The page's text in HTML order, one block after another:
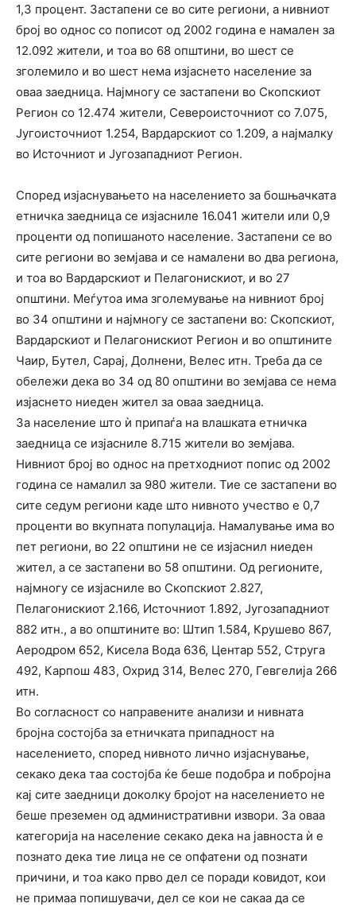
1,3 процент. Застапени се во сите региони, а нивниот
број во однос со пописот од 2002 година е намален за
12.092 жители, и тоа во 68 општини, во шест се
зголемило и во шест нема изјаснето население за
оваа заедница. Најмногу се застапени во Скопскиот
Регион со 12.474 жители, Североисточниот со 7.075,
Југоисточниот 1.254, Вардарскиот со 1.209, а најмалку
во Источниот и Југозападниот Регион.
Според изјаснувањето на населението за бошњачката
етничка заедница се изјасниле 16.041 жители или 0,9
проценти од попишаното население. Застапени се во
сите региони во земјава и се намалени во два региона,
и тоа во Вардарскиот и Пелагонискиот, и во 27
општини. Меѓутоа има зголемување на нивниот број
во 34 општини и најмногу се застапени во: Скопскиот,
Вардарскиот и Пелагонискиот Регион и во општините
Чаир, Бутел, Сарај, Долнени, Велес итн. Треба да се
обележи дека во 34 од 80 општини во земјава се нема
изјаснето ниеден жител за оваа заедница.
За население што ѝ припаѓа на влашката етничка
заедница се изјасниле 8.715 жители во земјава.
Нивниот број во однос на претходниот попис од 2002
година се намалил за 980 жители. Тие се застапени во
сите седум региони каде што нивното учество е 0,7
проценти во вкупната популација. Намалување има во
пет региони, во 22 општини не се изјаснил ниеден
жител, а се застапени во 58 општини. Од регионите,
најмногу се изјасниле во Скопскиот 2.827,
Пелагонискиот 2.166, Источниот 1.892, Југозападниот
882 итн., а во општините во: Штип 1.584, Крушево 867,
Аеродром 652, Кисела Вода 636, Центар 552, Струга
492, Карпош 483, Охрид 314, Велес 270, Гевгелија 266
итн.
Во согласност со направените анализи и нивната
бројна состојба за етничката припадност на
населението, според нивното лично изјаснување,
секако дека таа состојба ќе беше подобра и побројна
кај сите заедници доколку бројот на населението не
беше преземен од административни извори. За оваа
категорија на население секако дека на јавноста ѝ е
познато дека тие лица не се опфатени од познати
причини, и тоа како прво дел се поради ковидот, кои
не примаа попишувачи, дел се кои не сакаа да се